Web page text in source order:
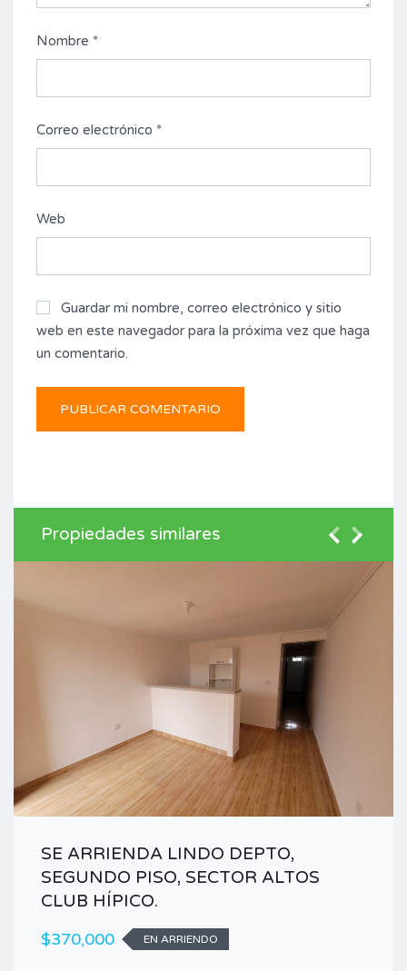
Nombre *
Correo electrónico *
Web
Guardar mi nombre, correo electrónico y sitio
web en este navegador para la próxima vez que haga
un comentario.
Propiedades similares
SE ARRIENDA LINDO DEPTO,
SEGUNDO PISO, SECTOR ALTOS
CLUB HÍPICO.
$370,000
EN ARRIENDO